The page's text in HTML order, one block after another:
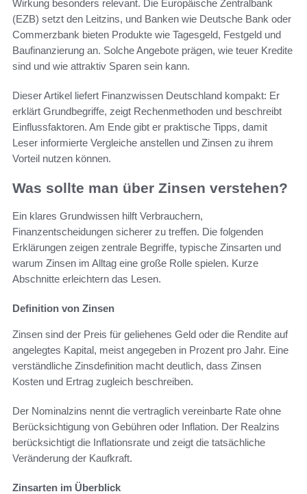
Wirkung besonders relevant. Die Europäische Zentralbank
(EZB) setzt den Leitzins, und Banken wie Deutsche Bank oder
Commerzbank bieten Produkte wie Tagesgeld, Festgeld und
Baufinanzierung an. Solche Angebote prägen, wie teuer Kredite
sind und wie attraktiv Sparen sein kann.
Dieser Artikel liefert Finanzwissen Deutschland kompakt: Er
erklärt Grundbegriffe, zeigt Rechenmethoden und beschreibt
Einflussfaktoren. Am Ende gibt er praktische Tipps, damit
Leser informierte Vergleiche anstellen und Zinsen zu ihrem
Vorteil nutzen können.
Was sollte man über Zinsen verstehen?
Ein klares Grundwissen hilft Verbrauchern,
Finanzentscheidungen sicherer zu treffen. Die folgenden
Erklärungen zeigen zentrale Begriffe, typische Zinsarten und
warum Zinsen im Alltag eine große Rolle spielen. Kurze
Abschnitte erleichtern das Lesen.
Definition von Zinsen
Zinsen sind der Preis für geliehenes Geld oder die Rendite auf
angelegtes Kapital, meist angegeben in Prozent pro Jahr. Eine
verständliche Zinsdefinition macht deutlich, dass Zinsen
Kosten und Ertrag zugleich beschreiben.
Der Nominalzins nennt die vertraglich vereinbarte Rate ohne
Berücksichtigung von Gebühren oder Inflation. Der Realzins
berücksichtigt die Inflationsrate und zeigt die tatsächliche
Veränderung der Kaufkraft.
Zinsarten im Überblick